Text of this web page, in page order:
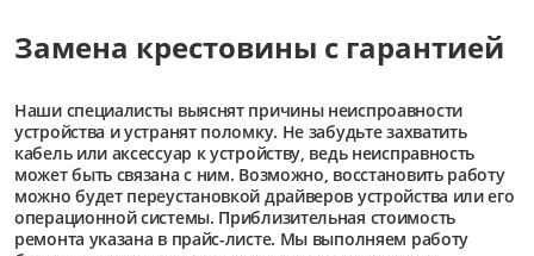
Замена крестовины с гарантией
Наши специалисты выяснят причины неиспроавности
устройства и устранят поломку. Не забудьте захватить
кабель или аксессуар к устройству, ведь неисправность
может быть связана с ним. Возможно, восстановить работу
можно будет переустановкой драйверов устройства или его
операционной системы. Приблизительная стоимость
ремонта указана в прайс-листе. Мы выполняем работу